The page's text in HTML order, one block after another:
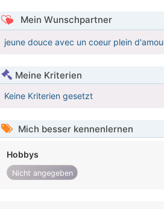
Mein Wunschpartner
jeune douce avec un coeur plein
Meine Kriterien
Keine Kriterien gesetzt
Mich besser kennenlernen
Hobbys
Nicht angegeben